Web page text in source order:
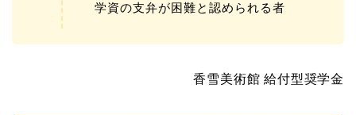
学資の支弁が困難と認められる者
香雪美術館 給付型奨学金